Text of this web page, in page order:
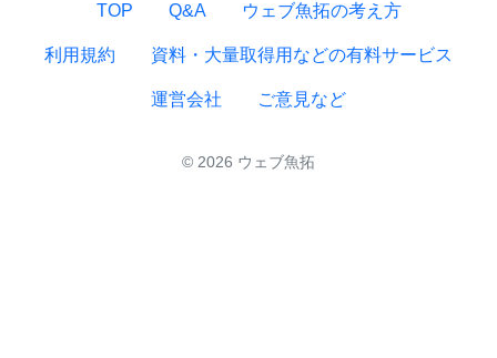
TOP Q&A ウェブ魚拓の考え方
利用規約 資料・大量取得用などの有料サービス
運営会社 ご意見など
© 2026 ウェブ魚拓